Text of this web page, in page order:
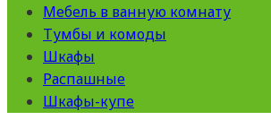
Мебель в ванную комнату
Тумбы и комоды
Шкафы
Распашные
Шкафы-купе